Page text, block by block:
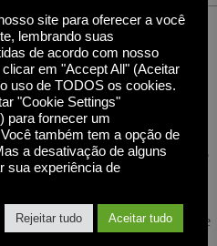
os recursos introduzidos na
aprimoramentos de
incluindo
em uma sessão de OVD
localmente, reduzindo a latência e
usuário.
usando identidade federada e
eliminando a necessidade de
site para oferecer a você
lembrando suas
de acordo com nosso
clicar em "Accept All" (Aceitar
uso de TODOS os cookies.
"Cookie Settings"
para fornecer um
também tem a opção de
a desativação de alguns
sua experiência de
Rejeitar tudo Aceitar tudo